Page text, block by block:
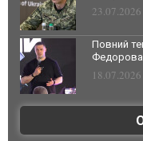
Повний
Федорова